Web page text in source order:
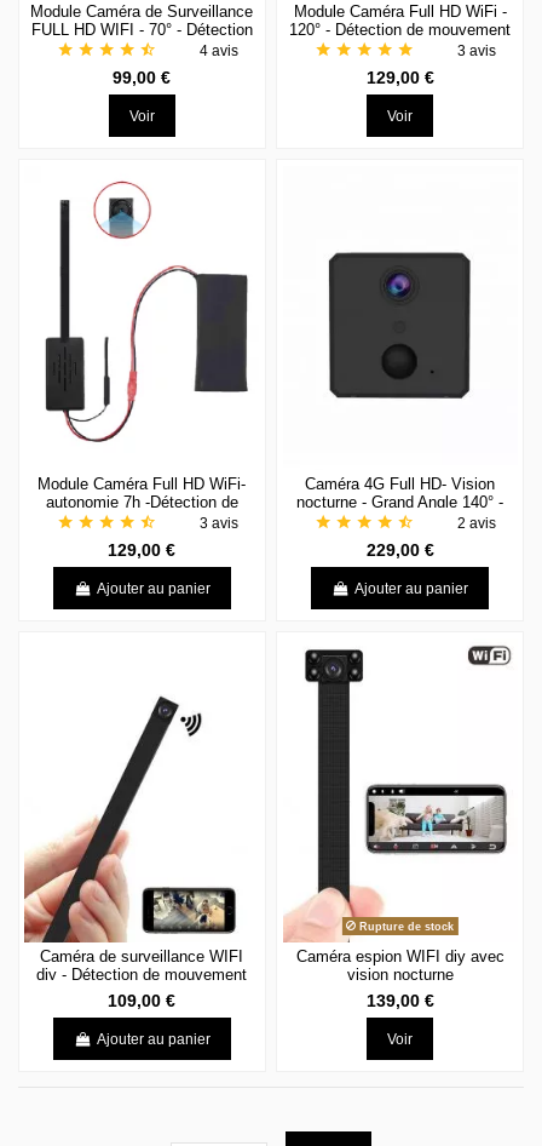
Module Caméra de Surveillance
FULL HD WIFI - 70° - Détection
de mouvement
star star star star star_half 4 avis
99,00 €
Voir
Module Caméra Full HD WiFi -
120° - Détection de mouvement
star star star star star 3 avis
129,00 €
Voir
Module Caméra Full HD WiFi-
autonomie 7h -Détection de
mouvement
star star star star star_half 3 avis
129,00 €
Ajouter au panier
Caméra 4G Full HD- Vision
nocturne - Grand Angle 140° -
Longue autonomie
star star star star star_half 2 avis
229,00 €
Ajouter au panier
Caméra de surveillance WIFI
diy - Détection de mouvement
109,00 €
Ajouter au panier
Rupture de stock
Caméra espion WIFI diy avec
vision nocturne
139,00 €
Voir